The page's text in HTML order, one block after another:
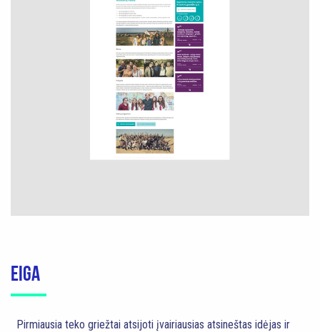
EIGA
Pirmiausia teko griežtai atsijoti įvairiausias atsineštas idėjas ir